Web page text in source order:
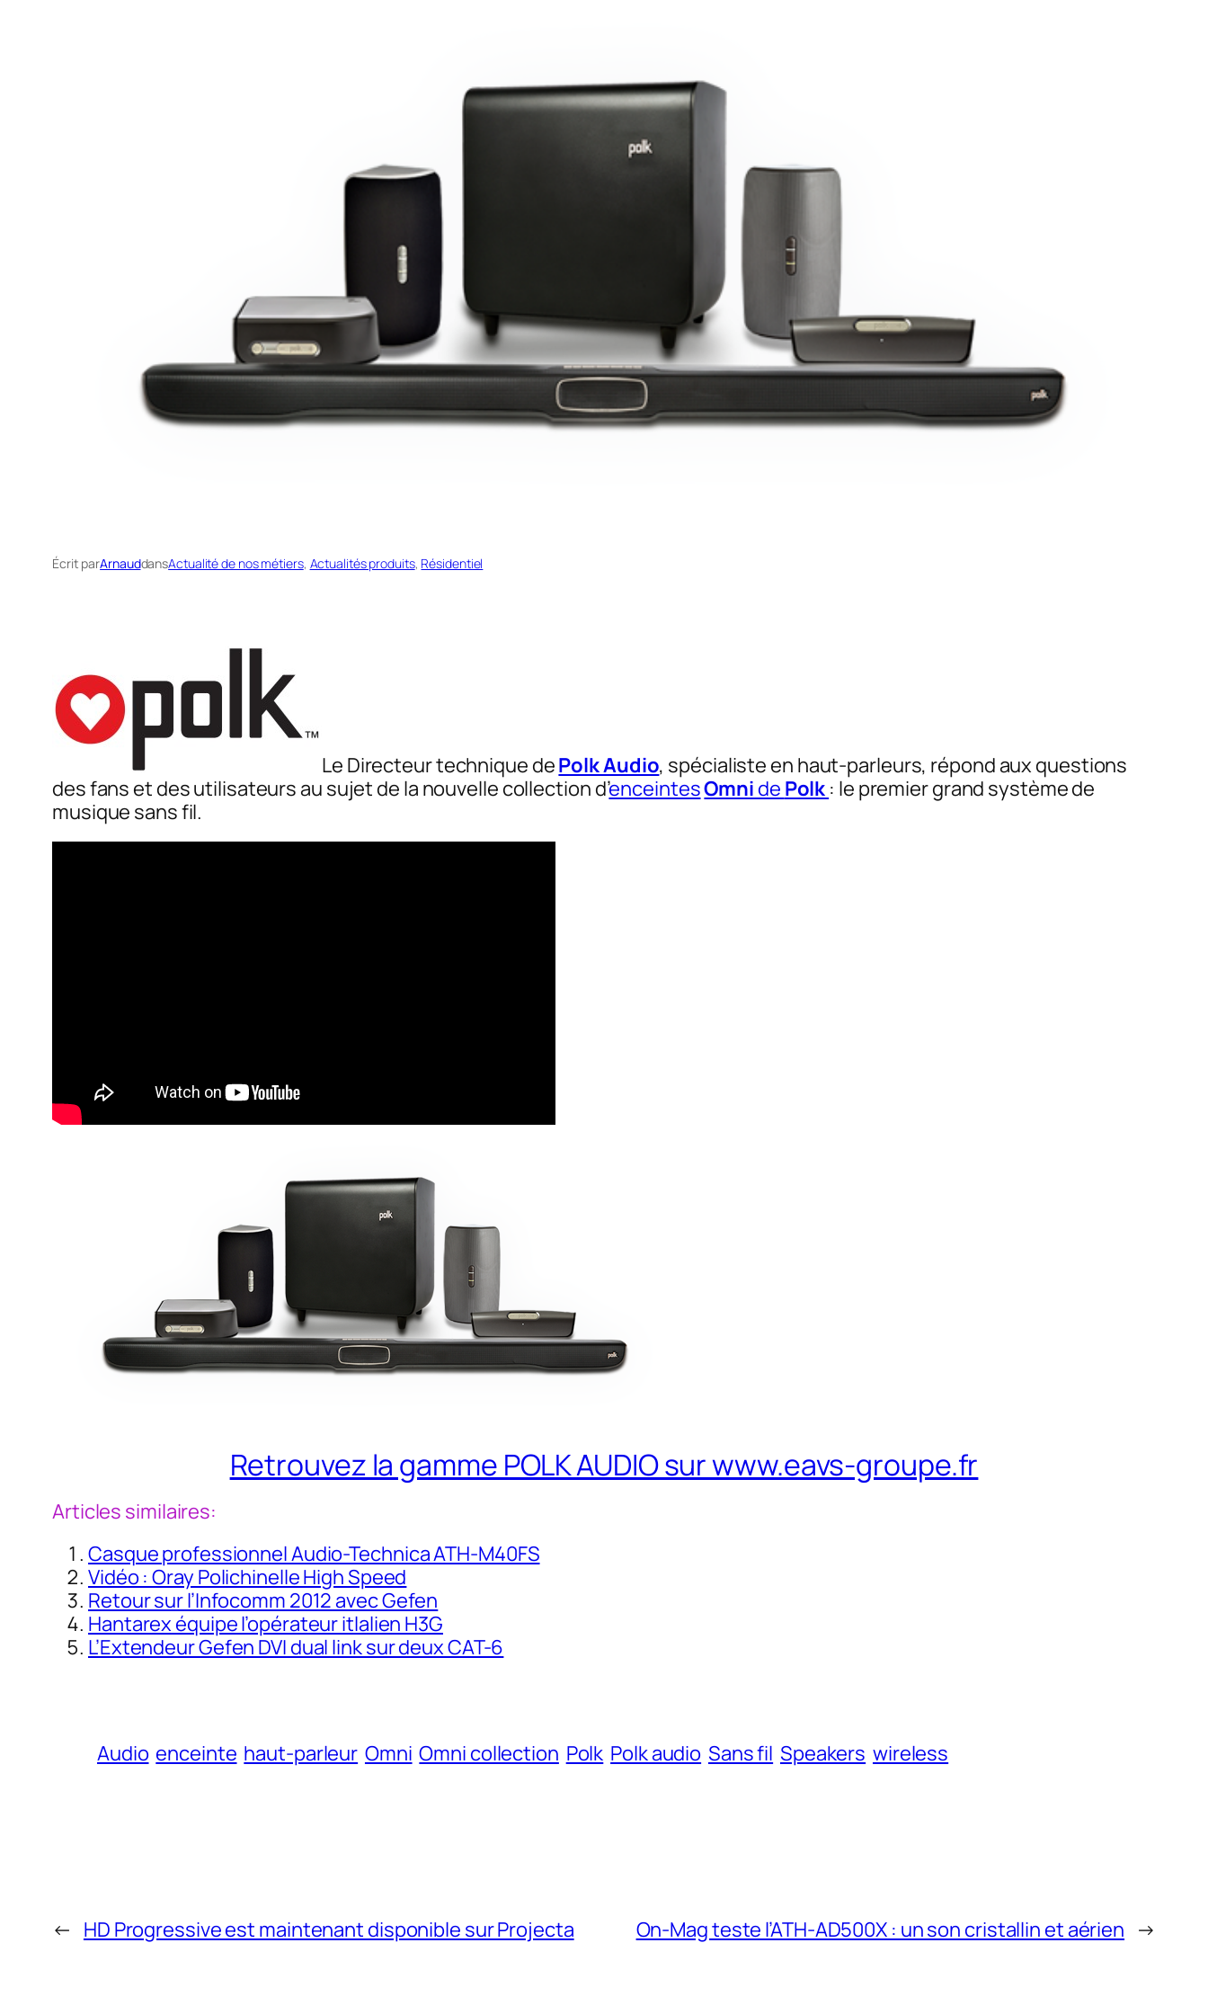
Écrit parArnauddansActualité de nos métiers, Actualités produits, Résidentiel
Le Directeur technique dePolk Audio, spécialiste en haut-parleurs, répond aux questions
des fans et des utilisateurs au sujet de la nouvelle collection d’enceintesOmni de Polk : le premier grand système de
musique sans fil.
Retrouvez la gamme POLK AUDIO sur www.eavs-groupe.fr
Articles similaires:
Casque professionnel Audio-Technica ATH-M40FS
Vidéo : Oray Polichinelle High Speed
Retour sur l’Infocomm 2012 avec Gefen
Hantarex équipe l’opérateur itlalien H3G
L’Extendeur Gefen DVI dual link sur deux CAT-6
Audio enceinte haut-parleur Omni Omni collection Polk Polk audio Sans fil Speakers wireless
← HD Progressive est maintenant disponible sur Projecta On-Mag teste l’ATH-AD500X : un son cristallin et aérien →